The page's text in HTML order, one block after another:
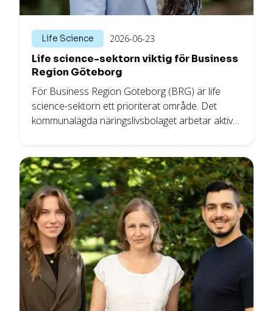
Life Science 2026-06-23
Life science-sektorn viktig för Business
Region Göteborg
För Business Region Göteborg (BRG) är life
science-sektorn ett prioriterat område. Det
kommunalägda näringslivsbolaget arbetar aktivt
som är en av regionens mest snabbväxande
branscher.